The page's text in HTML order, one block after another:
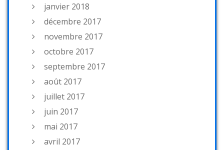
janvier 2018
décembre 2017
novembre 2017
octobre 2017
septembre 2017
août 2017
juillet 2017
juin 2017
mai 2017
avril 2017